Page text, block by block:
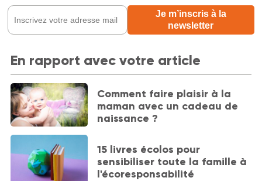
En rapport avec votre article
Comment faire plaisir à la
maman avec un cadeau de
naissance ?
15 livres écolos pour
sensibiliser toute la famille à
l'écoresponsabilité